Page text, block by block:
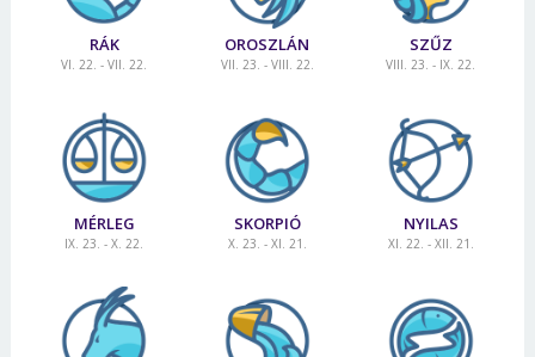
RÁK
VI. 22. - VII. 22.
OROSZLÁN
VII. 23. - VIII. 22.
SZŰZ
VIII. 23. - IX. 22.
MÉRLEG
IX. 23. - X. 22.
SKORPIÓ
X. 23. - XI. 21.
NYILAS
XI. 22. - XII. 21.